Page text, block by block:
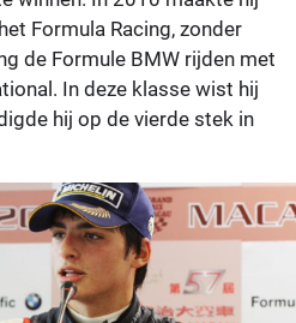
Formula Racing, zonder
de Formule BMW rijden met
In deze klasse wist hij
hij op de vierde stek in